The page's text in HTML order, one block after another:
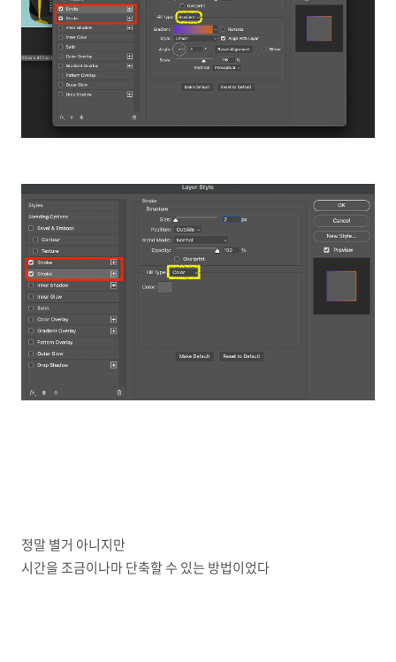
정말 별거 아니지만
시간을 조금이나마 단축할 수 있는 방법이었다